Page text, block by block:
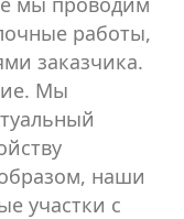
работы,
заказчика.
Мы
наши
участки с